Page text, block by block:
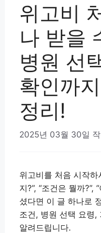
위고비
나 받을
병원 선
확인까
정리!
2025년 03월 30일
위고비를 처음 시작하
지?”, “조건은 뭘까?”,
셨다면 이 글 하나로
조건, 병원 선택 요령,
알려드립니다.